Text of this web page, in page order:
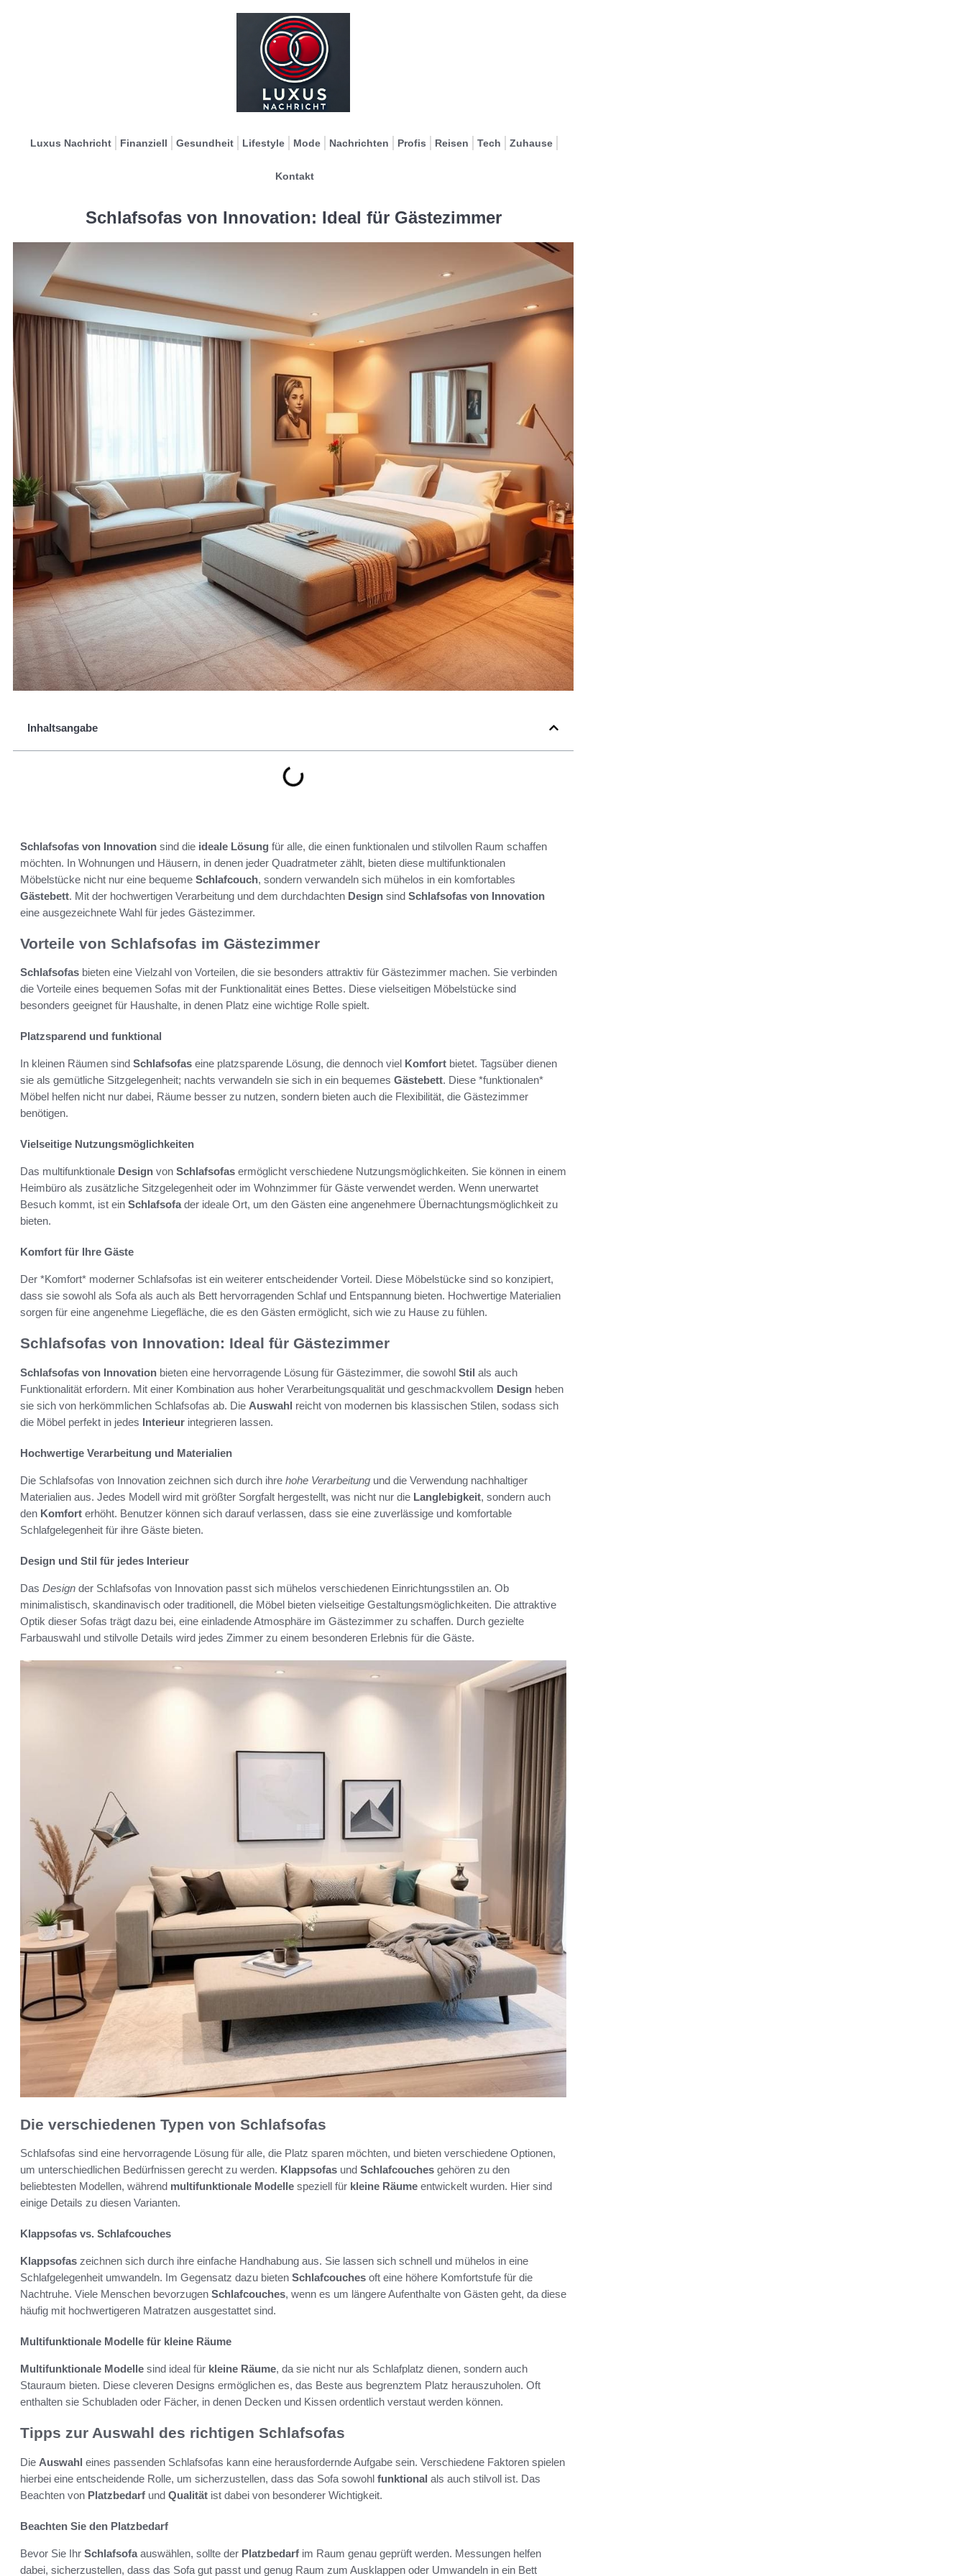
Luxus Nachricht Finanziell Gesundheit Lifestyle Mode Nachrichten Profis Reisen Tech Zuhause
Kontakt
Schlafsofas von Innovation: Ideal für Gästezimmer
Inhaltsangabe
Schlafsofas von Innovation sind die ideale Lösung für alle, die einen funktionalen und stilvollen Raum schaffen
möchten. In Wohnungen und Häusern, in denen jeder Quadratmeter zählt, bieten diese multifunktionalen
Möbelstücke nicht nur eine bequeme Schlafcouch, sondern verwandeln sich mühelos in ein komfortables
Gästebett. Mit der hochwertigen Verarbeitung und dem durchdachten Design sind Schlafsofas von Innovation
eine ausgezeichnete Wahl für jedes Gästezimmer.
Vorteile von Schlafsofas im Gästezimmer
Schlafsofas bieten eine Vielzahl von Vorteilen, die sie besonders attraktiv für Gästezimmer machen. Sie verbinden
die Vorteile eines bequemen Sofas mit der Funktionalität eines Bettes. Diese vielseitigen Möbelstücke sind
besonders geeignet für Haushalte, in denen Platz eine wichtige Rolle spielt.
Platzsparend und funktional
In kleinen Räumen sind Schlafsofas eine platzsparende Lösung, die dennoch viel Komfort bietet. Tagsüber dienen
sie als gemütliche Sitzgelegenheit; nachts verwandeln sie sich in ein bequemes Gästebett. Diese *funktionalen*
Möbel helfen nicht nur dabei, Räume besser zu nutzen, sondern bieten auch die Flexibilität, die Gästezimmer
benötigen.
Vielseitige Nutzungsmöglichkeiten
Das multifunktionale Design von Schlafsofas ermöglicht verschiedene Nutzungsmöglichkeiten. Sie können in einem
Heimbüro als zusätzliche Sitzgelegenheit oder im Wohnzimmer für Gäste verwendet werden. Wenn unerwartet
Besuch kommt, ist ein Schlafsofader ideale Ort, um den Gästen eine angenehmere Übernachtungsmöglichkeit zu
bieten.
Komfort für Ihre Gäste
Der *Komfort* moderner Schlafsofas ist ein weiterer entscheidender Vorteil. Diese Möbelstücke sind so konzipiert,
dass sie sowohl als Sofa als auch als Bett hervorragenden Schlaf und Entspannung bieten. Hochwertige Materialien
sorgen für eine angenehme Liegefläche, die es den Gästen ermöglicht, sich wie zu Hause zu fühlen.
Schlafsofas von Innovation: Ideal für Gästezimmer
Schlafsofas von Innovation bieten eine hervorragende Lösung für Gästezimmer, die sowohl Stil als auch
Funktionalität erfordern. Mit einer Kombination aus hoher Verarbeitungsqualität und geschmackvollem Design heben
sie sich von herkömmlichen Schlafsofas ab. Die Auswahl reicht von modernen bis klassischen Stilen, sodass sich
die Möbel perfekt in jedes Interieur integrieren lassen.
Hochwertige Verarbeitung und Materialien
Die Schlafsofas von Innovation zeichnen sich durch ihre hohe Verarbeitung und die Verwendung nachhaltiger
Materialien aus. Jedes Modell wird mit größter Sorgfalt hergestellt, was nicht nur die Langlebigkeit, sondern auch
den Komfort erhöht. Benutzer können sich darauf verlassen, dass sie eine zuverlässige und komfortable
Schlafgelegenheit für ihre Gäste bieten.
Design und Stil für jedes Interieur
Das Design der Schlafsofas von Innovation passt sich mühelos verschiedenen Einrichtungsstilen an. Ob
minimalistisch, skandinavisch oder traditionell, die Möbel bieten vielseitige Gestaltungsmöglichkeiten. Die attraktive
Optik dieser Sofas trägt dazu bei, eine einladende Atmosphäre im Gästezimmer zu schaffen. Durch gezielte
Farbauswahl und stilvolle Details wird jedes Zimmer zu einem besonderen Erlebnis für die Gäste.
Die verschiedenen Typen von Schlafsofas
Schlafsofas sind eine hervorragende Lösung für alle, die Platz sparen möchten, und bieten verschiedene Optionen,
um unterschiedlichen Bedürfnissen gerecht zu werden. Klappsofas und Schlafcouches gehören zu den
beliebtesten Modellen, während multifunktionale Modelle speziell für kleine Räume entwickelt wurden. Hier sind
einige Details zu diesen Varianten.
Klappsofas vs. Schlafcouches
Klappsofas zeichnen sich durch ihre einfache Handhabung aus. Sie lassen sich schnell und mühelos in eine
Schlafgelegenheit umwandeln. Im Gegensatz dazu bieten Schlafcouches oft eine höhere Komfortstufe für die
Nachtruhe. Viele Menschen bevorzugen Schlafcouches, wenn es um längere Aufenthalte von Gästen geht, da diese
häufig mit hochwertigeren Matratzen ausgestattet sind.
Multifunktionale Modelle für kleine Räume
Multifunktionale Modelle sind ideal für kleine Räume, da sie nicht nur als Schlafplatz dienen, sondern auch
Stauraum bieten. Diese cleveren Designs ermöglichen es, das Beste aus begrenztem Platz herauszuholen. Oft
enthalten sie Schubladen oder Fächer, in denen Decken und Kissen ordentlich verstaut werden können.
Tipps zur Auswahl des richtigen Schlafsofas
Die Auswahl eines passenden Schlafsofas kann eine herausfordernde Aufgabe sein. Verschiedene Faktoren spielen
hierbei eine entscheidende Rolle, um sicherzustellen, dass das Sofa sowohl funktional als auch stilvoll ist. Das
Beachten von Platzbedarf und Qualität ist dabei von besonderer Wichtigkeit.
Beachten Sie den Platzbedarf
Bevor Sie Ihr Schlafsofaauswählen, sollte der Platzbedarf im Raum genau geprüft werden. Messungen helfen
dabei, sicherzustellen, dass das Sofa gut passt und genug Raum zum Ausklappen oder Umwandeln in ein Bett